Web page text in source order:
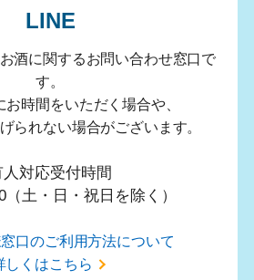
LINE
酒に関するお問い合わせ窓口で
す。
お時間をいただく場合や、
られない場合がございます。
人対応受付時間
（土・日・祝日を除く）
口のご利用方法について
しくはこちら